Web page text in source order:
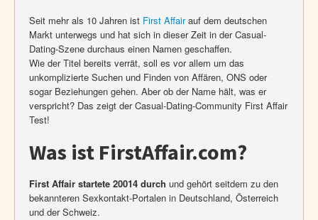
Seit mehr als 10 Jahren ist First Affairauf dem deutschen
Markt unterwegs und hat sich in dieser Zeit in der Casual-
Dating-Szene durchaus einen Namen geschaffen.
Wie der Titel bereits verrät, soll es vor allem um das
unkomplizierte Suchen und Finden von Affären, ONS oder
sogar Beziehungen gehen. Aber ob der Name hält, was er
verspricht? Das zeigt der Casual-Dating-Community First Affair
Test!
Was ist FirstAffair.com?
First Affair startete 20014 durch und gehört seitdem zu den
bekannteren Sexkontakt-Portalen in Deutschland, Österreich
und der Schweiz.